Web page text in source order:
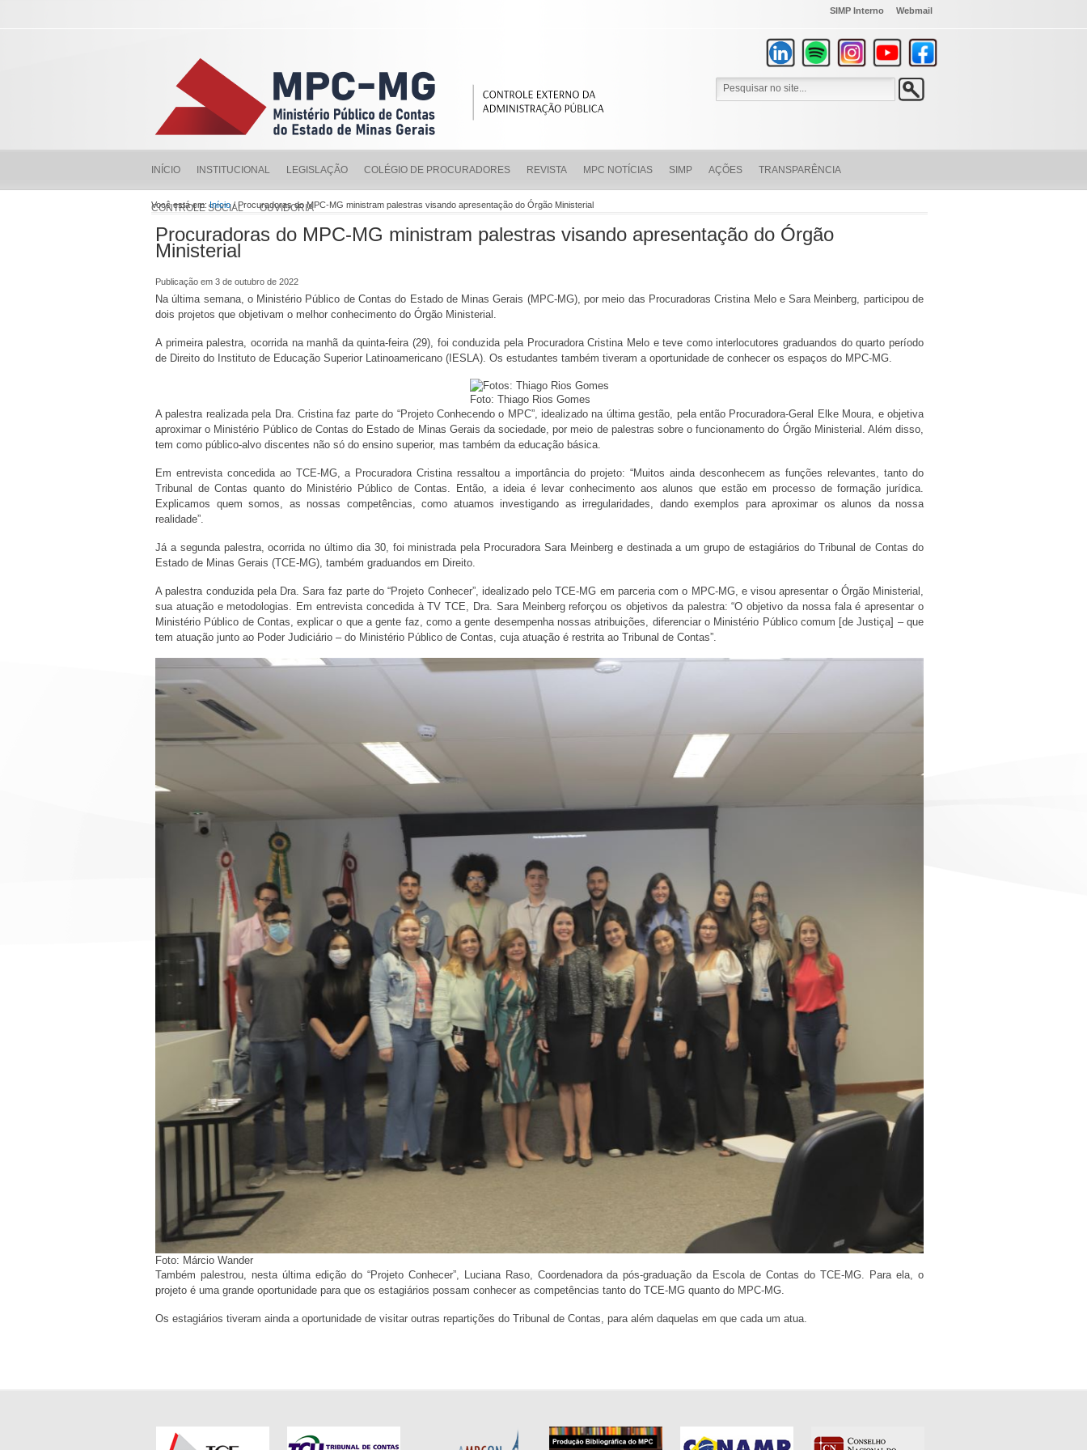
SIMP Interno Webmail
INÍCIO INSTITUCIONAL LEGISLAÇÃO COLÉGIO DE PROCURADORES REVISTA MPC NOTÍCIAS SIMP AÇÕES TRANSPARÊNCIA
CONTROLE SOCIAL OUVIDORIA
Você está em:Início/ Procuradoras do MPC-MG ministram palestras visando apresentação do Órgão Ministerial
Procuradoras do MPC-MG ministram palestras visando apresentação do Órgão
Ministerial
Publicação em 3 de outubro de 2022
Na última semana, o Ministério Público de Contas do Estado de Minas Gerais (MPC-MG), por meio das Procuradoras Cristina Melo e Sara Meinberg, participou de
dois projetos que objetivam o melhor conhecimento do Órgão Ministerial.
A primeira palestra, ocorrida na manhã da quinta-feira (29), foi conduzida pela Procuradora Cristina Melo e teve como interlocutores graduandos do quarto período
de Direito do Instituto de Educação Superior Latinoamericano (IESLA). Os estudantes também tiveram a oportunidade de conhecer os espaços do MPC-MG.
Foto: Thiago Rios Gomes
A palestra realizada pela Dra. Cristina faz parte do “Projeto Conhecendo o MPC”, idealizado na última gestão, pela então Procuradora-Geral Elke Moura, e objetiva
aproximar o Ministério Público de Contas do Estado de Minas Gerais da sociedade, por meio de palestras sobre o funcionamento do Órgão Ministerial. Além disso,
tem como público-alvo discentes não só do ensino superior, mas também da educação básica.
Em entrevista concedida ao TCE-MG, a Procuradora Cristina ressaltou a importância do projeto: “Muitos ainda desconhecem as funções relevantes, tanto do
Tribunal de Contas quanto do Ministério Público de Contas. Então, a ideia é levar conhecimento aos alunos que estão em processo de formação jurídica.
Explicamos quem somos, as nossas competências, como atuamos investigando as irregularidades, dando exemplos para aproximar os alunos da nossa
realidade”.
Já a segunda palestra, ocorrida no último dia 30, foi ministrada pela Procuradora Sara Meinberg e destinada a um grupo de estagiários do Tribunal de Contas do
Estado de Minas Gerais (TCE-MG), também graduandos em Direito.
A palestra conduzida pela Dra. Sara faz parte do “Projeto Conhecer”, idealizado pelo TCE-MG em parceria com o MPC-MG, e visou apresentar o Órgão Ministerial,
sua atuação e metodologias. Em entrevista concedida à TV TCE, Dra. Sara Meinberg reforçou os objetivos da palestra: “O objetivo da nossa fala é apresentar o
Ministério Público de Contas, explicar o que a gente faz, como a gente desempenha nossas atribuições, diferenciar o Ministério Público comum [de Justiça] – que
tem atuação junto ao Poder Judiciário – do Ministério Público de Contas, cuja atuação é restrita ao Tribunal de Contas”.
Foto: Márcio Wander
Também palestrou, nesta última edição do “Projeto Conhecer”, Luciana Raso, Coordenadora da pós-graduação da Escola de Contas do TCE-MG. Para ela, o
projeto é uma grande oportunidade para que os estagiários possam conhecer as competências tanto do TCE-MG quanto do MPC-MG.
Os estagiários tiveram ainda a oportunidade de visitar outras repartições do Tribunal de Contas, para além daquelas em que cada um atua.